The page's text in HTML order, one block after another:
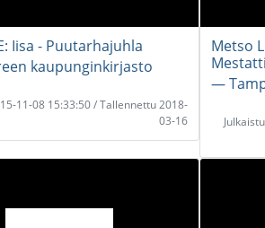
Iisa - Puutarhajuhla
kaupunginkirjasto
11-08 15:33:50 / Tallennettu 2018-
03-16
Metso
―